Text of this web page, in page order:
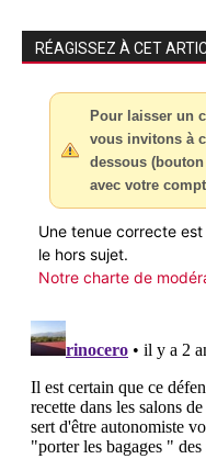
RÉAGISSEZ À CET
Pour laisser un
vous invitons à
dessous
avec votre
Une tenue correcte
le hors sujet.
Notre charte de